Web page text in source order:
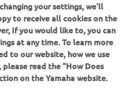
Angeboten,
your settings, we'll
to receive all cookies on the
If you would like to, you can
at any time. To learn more
to our website, how we use
read the "How Does
on the Yamaha website.